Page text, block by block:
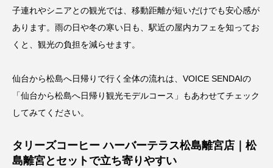
子連れやシニアとの観光では、移動距離が短いだけでも安心感が
あります。雨の日や冬の寒い日も、駅近の屋内カフェを知ってお
くと、観光の負担を減らせます。
仙台から松島へ日帰りで行く全体の流れは、VOICE SENDAIの
「仙台から松島へ日帰り観光モデルコース 」もあわせてチェック
してみてください。
タリーズコーヒー ハーバーテラス松島離宮店｜松
島離宮とセットで立ち寄りやすい